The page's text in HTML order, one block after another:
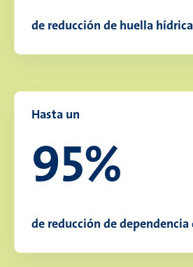
de reducción de huella hídrica
Hasta un
95%
de reducción de dependencia